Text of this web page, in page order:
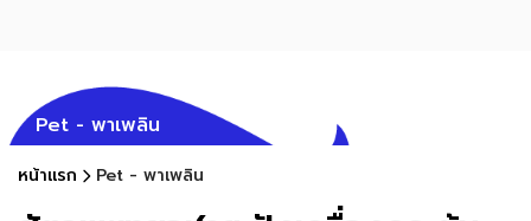
Pet - พาเพลิน
หน้าแรก Pet - พาเพลิน